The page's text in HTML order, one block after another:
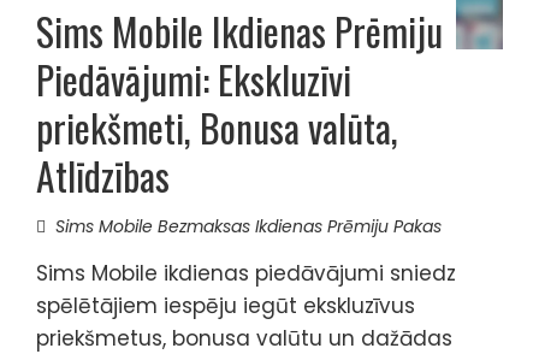
Sims Mobile Ikdienas Prēmiju
Piedāvājumi: Ekskluzīvi
priekšmeti, Bonusa valūta,
Atlīdzības
Sims Mobile Bezmaksas Ikdienas Prēmiju Pakas
Sims Mobile ikdienas piedāvājumi sniedz
spēlētājiem iespēju iegūt ekskluzīvus
priekšmetus, bonusa valūtu un dažādas